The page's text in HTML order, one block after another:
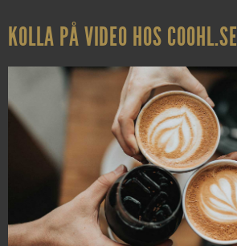
KOLLA PÅ VIDEO HOS COOHL.SE